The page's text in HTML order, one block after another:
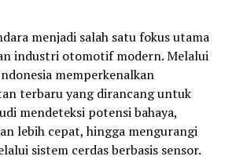
sengit. Indonesia menurunkan
Fahmi Basam, Galang Hendra
, sertaIrfan Ardiansyah
wildcard usai tampil impresif
2026. Wakil tuan rumah NTB,
, juga siap memanfaatkan
menjadi salah satu fokus utama
industri otomotif modern. Melalui
memperkenalkan
terbaru yang dirancang untuk
mendeteksi potensi bahaya,
lebih cepat, hingga mengurangi
sistem cerdas berbasis sensor.